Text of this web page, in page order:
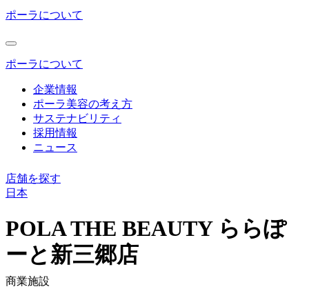
ポーラについて
ポーラについて
企業情報
ポーラ美容の考え方
サステナビリティ
採用情報
ニュース
店舗を探す
日本
ン
テ
ン
エ
POLA THE BEAUTY ららぽ
ーと新三郷店
商業施設